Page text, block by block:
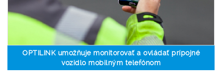
OPTILINK umožňuje monitorovať a ovládať prípojné
vozidlo mobilným telefónom